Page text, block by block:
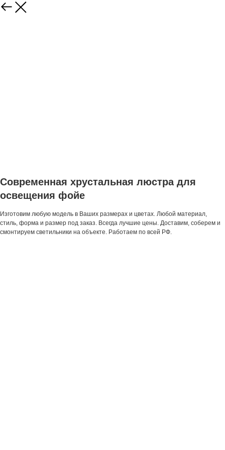
Современная хрустальная люстра для
освещения фойе
Изготовим любую модель в Ваших размерах и цветах. Любой материал,
стиль, форма и размер под заказ. Всегда лучшие цены. Доставим, соберем и
смонтируем светильники на объекте. Работаем по всей РФ.